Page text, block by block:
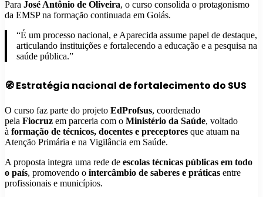
Para José Antônio de Oliveira, o curso consolida o protagonismo
da EMSP na formação continuada em Goiás.
“É um processo nacional, e Aparecida assume papel de destaque,
articulando instituições e fortalecendo a educação e a pesquisa na
saúde pública.”
🧭 Estratégia nacional de fortalecimento do SUS
O curso faz parte do projeto EdProfsus, coordenado
pela Fiocruz em parceria com o Ministério da Saúde, voltado
à formação de técnicos, docentes e preceptores que atuam na
Atenção Primária e na Vigilância em Saúde.
A proposta integra uma rede de escolas técnicas públicas em todo
o país, promovendo o intercâmbio de saberes e práticas entre
profissionais e municípios.